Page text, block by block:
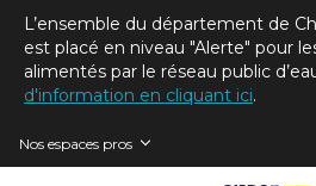
L’ensemble du département de
est placé en niveau "Alerte" pour
alimentés par le réseau public
d'information en cliquant ici.
Nos espaces pros